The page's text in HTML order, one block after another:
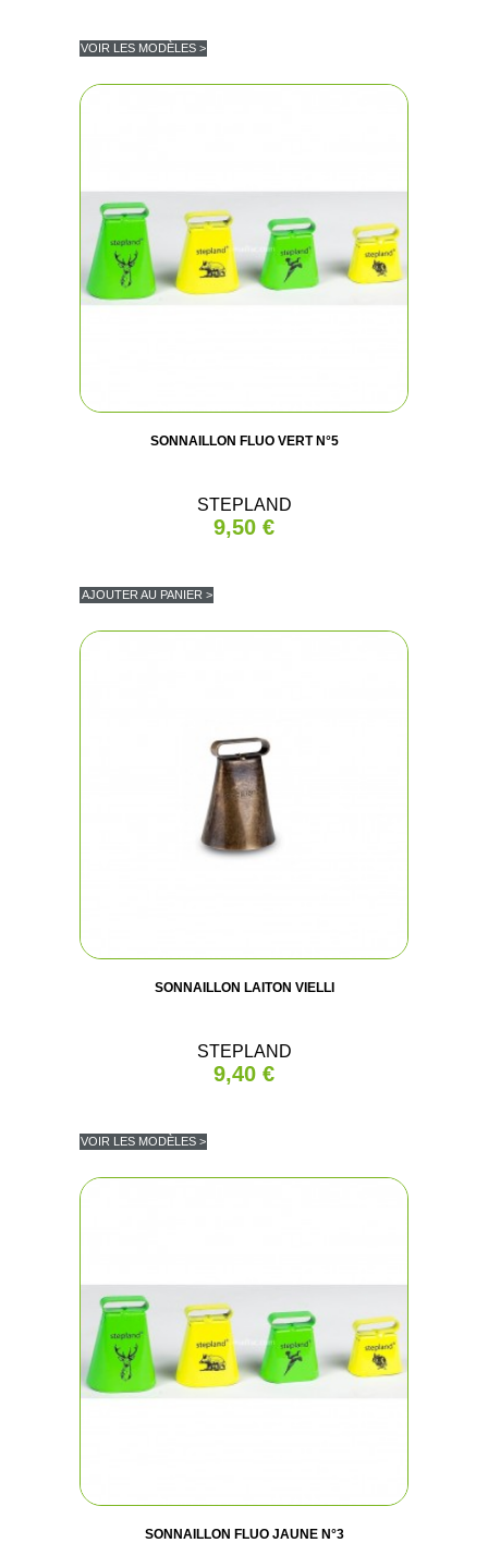
VOIR LES MODÈLES >
SONNAILLON FLUO VERT N°5
STEPLAND
9,50 €
AJOUTER AU PANIER >
SONNAILLON LAITON VIELLI
STEPLAND
9,40 €
VOIR LES MODÈLES >
SONNAILLON FLUO JAUNE N°3